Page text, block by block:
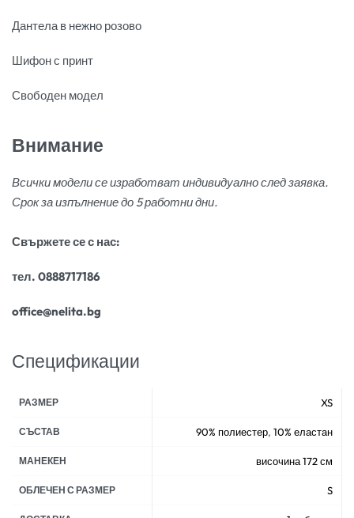
Дантела в нежно розово
Шифон с принт
Свободен модел
Внимание
Всички модели се изработват индивидуално след заявка.
Срок за изпълнение до 5 работни дни.
Свържете се с нас:
тел. 0888717186
office@nelita.bg
Спецификации
РАЗМЕР XS
СЪСТАВ 90% полиестер, 10% еластан
МАНЕКЕН височина 172 см
ОБЛЕЧЕН С РАЗМЕР S